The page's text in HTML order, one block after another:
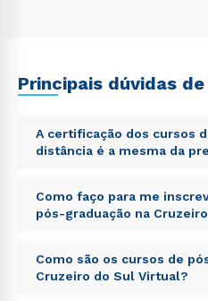
Principais dúvidas
A certificação dos cursos
distância é a mesma da
Sed ut perspiciatis unde
voluptatem accusantium
totam rem aperiam, eaque
explicabo. Nemo enim
voluptas sit aspernatur aut
Como faço para me
pós-graduação na
Sed ut perspiciatis unde
voluptatem accusantium
Como são os cursos de
Cruzeiro do Sul Virtual?